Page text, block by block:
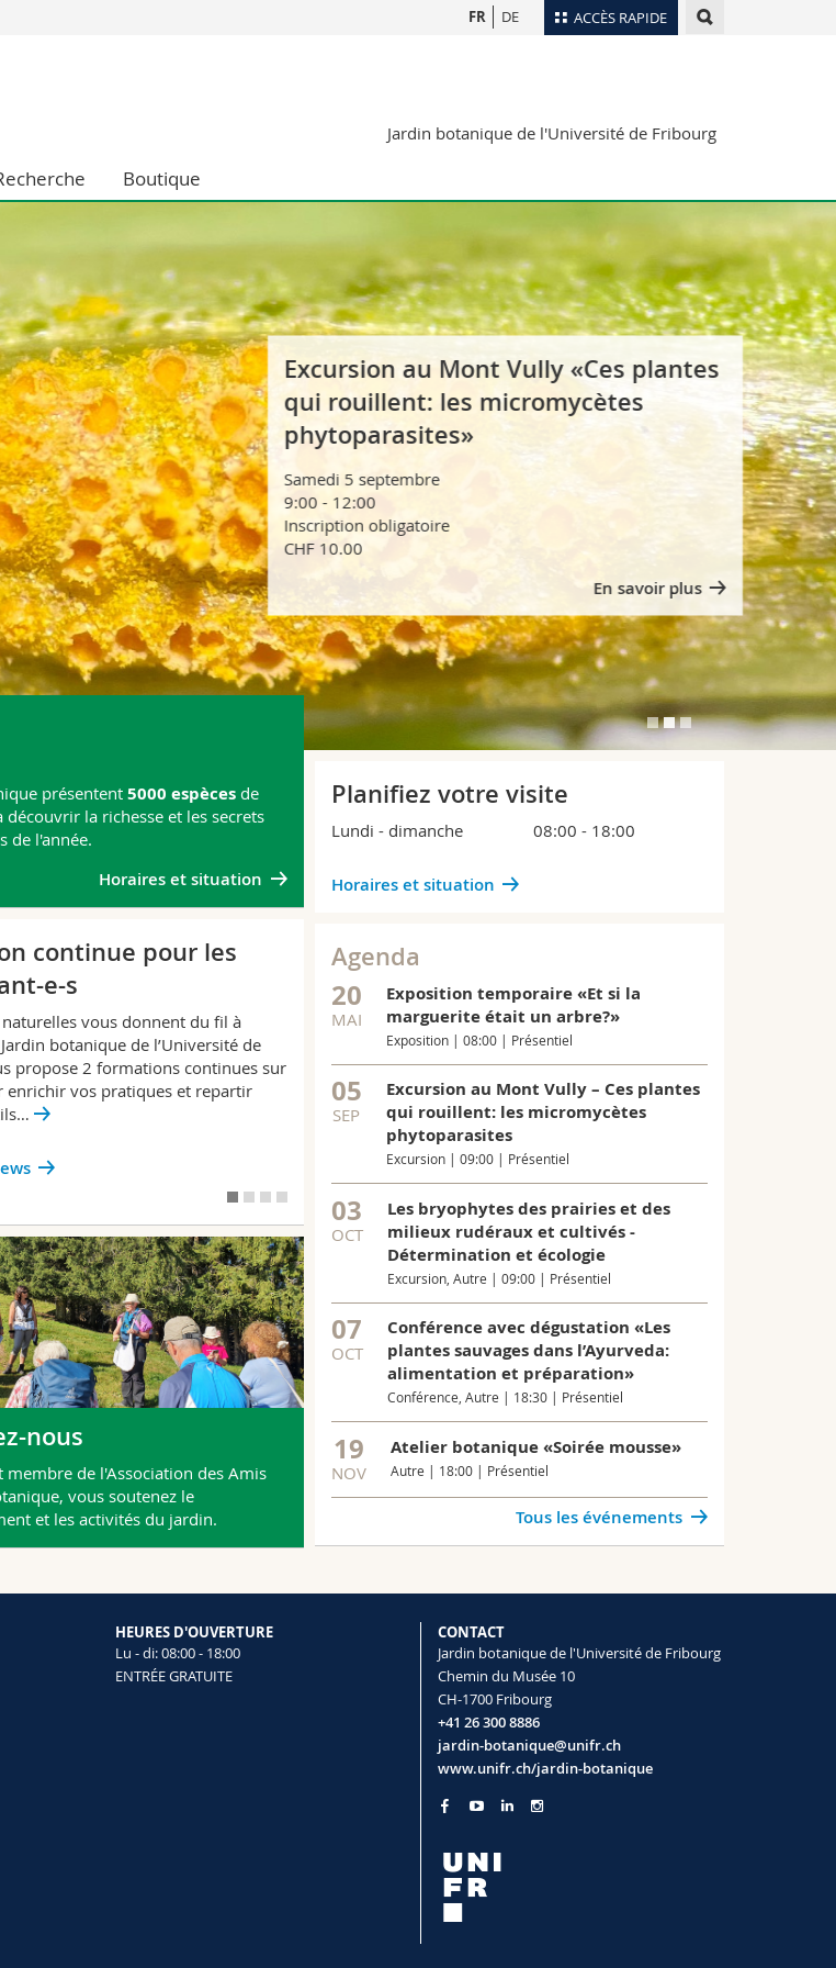
ACCÈS RAPIDE
formation
Collaborateurs
Bibliothèques
Programme des cours
MyUnifr
FR DE
Jardin botanique de l'Université de Fribourg
Boutique
Excursion au Mont Vully «Ces plantes
qui rouillent: les micromycètes
phytoparasites»
Samedi 5 septembre
9:00 - 12:00
Inscription obligatoire
CHF 10.00
En savoir plus
présentent 5000 espèces de
découvrir la richesse et les secrets
de l'année.
Horaires et situation
continue pour les
e-s
naturelles vous donnent du fil à
botanique de l’Université de
propose 2 formations continues sur
enrichir vos pratiques et repartir
nous
membre de l'Association des Amis
vous soutenez le
et les activités du jardin.
Planifiez votre visite
Lundi - dimanche 08:00 - 18:00
Horaires et situation
Agenda
20
MAI
Exposition temporaire «Et si la
marguerite était un arbre?»
Exposition | 08:00 | Présentiel
05
SEP
Excursion au Mont Vully – Ces plantes
qui rouillent: les micromycètes
phytoparasites
Excursion | 09:00 | Présentiel
03
OCT
Les bryophytes des prairies et des
milieux rudéraux et cultivés -
Détermination et écologie
Excursion, Autre | 09:00 | Présentiel
07
OCT
Conférence avec dégustation «Les
plantes sauvages dans l’Ayurveda:
alimentation et préparation»
Conférence, Autre | 18:30 | Présentiel
19
NOV
Atelier botanique «Soirée mousse»
Autre | 18:00 | Présentiel
Tous les événements
HEURES D'OUVERTURE
Lu - di: 08:00 - 18:00
ENTRÉE GRATUITE
CONTACT
Jardin botanique de l'Université de Fribourg
Chemin du Musée 10
CH-1700 Fribourg
+41 26 300 8886
jardin-botanique@unifr.ch
www.unifr.ch/jardin-botanique